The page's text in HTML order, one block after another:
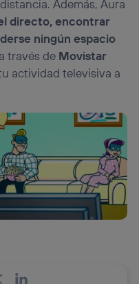
Además, Aura
directo, encontrar
ningún espacio
través de Movistar
actividad televisiva a